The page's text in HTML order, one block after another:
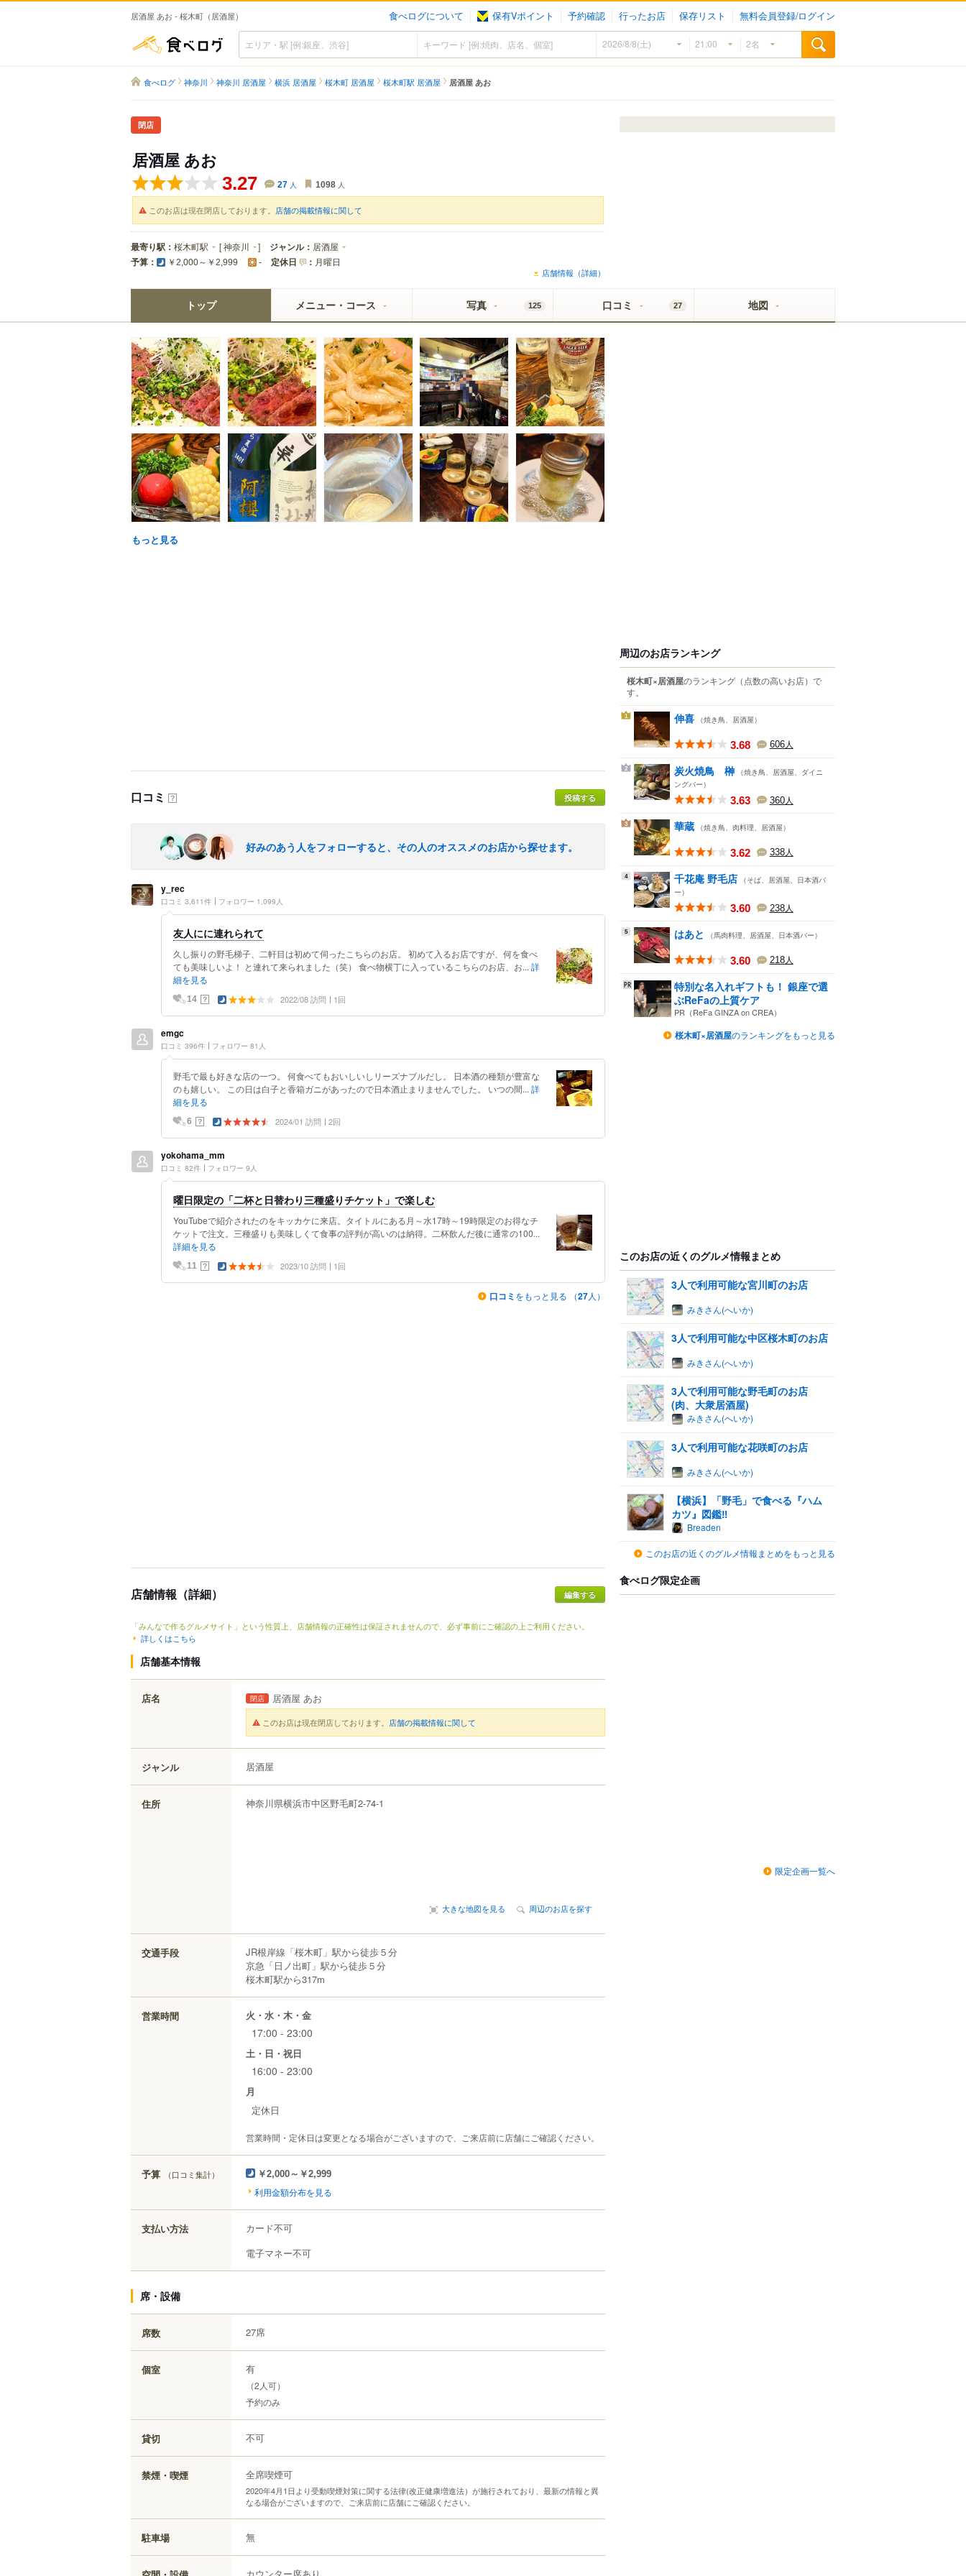
居酒屋 あお - 桜木町（居酒屋） 食べログについて 保有Vポイント 予約確認 行ったお店 保存リスト 無料会員登録/ログイン
食べログ
食べログ 神奈川 神奈川 居酒屋 横浜 居酒屋 桜木町 居酒屋 桜木町駅 居酒屋 居酒屋 あお
閉店
居酒屋 あお
3.27 27 人 1098 人
このお店は現在閉店しております。 店舗の掲載情報に関して
最寄り駅： 桜木町駅 [神奈川 ] ジャンル： 居酒屋
予算： ￥2,000～￥2,999 - 定休日 ： 月曜日
店舗情報（詳細）
トップ メニュー・コース 写真 125 口コミ 27 地図
もっと見る
口コミ ？ 投稿する
好みのあう人をフォローすると、その人のオススメのお店から探せます。
y_rec
口コミ 3,611件 フォロワー 1,099人
友人にに連れられて
久し振りの野毛梯子、二軒目は初めて伺ったこちらのお店。 初めて入るお店ですが、何を食べ
ても美味しいよ！ と連れて来られました（笑） 食べ物横丁に入っているこちらのお店、お... 詳
細を見る
14 ？ 2022/08 訪問 1回
emgc
口コミ 396件 フォロワー 81人
野毛で最も好きな店の一つ。 何食べてもおいしいしリーズナブルだし。 日本酒の種類が豊富な
のも嬉しい。 この日は白子と香箱ガニがあったので日本酒止まりませんでした。 いつの間... 詳
細を見る
6 ？ 2024/01 訪問 2回
yokohama_mm
口コミ 82件 フォロワー 9人
曜日限定の「二杯と日替わり三種盛りチケット」で楽しむ
YouTubeで紹介されたのをキッカケに来店。タイトルにある月～水17時～19時限定のお得なチ
ケットで注文。三種盛りも美味しくて食事の評判が高いのは納得。二杯飲んだ後に通常の100...
詳細を見る
11 ？ 2023/10 訪問 1回
口コミ をもっと見る （27人）
店舗情報（詳細） 編集する
「みんなで作るグルメサイト」という性質上、店舗情報の正確性は保証されませんので、必ず事前にご確認の上ご利用ください。
詳しくはこちら
店舗基本情報
店名 閉店 居酒屋 あお
このお店は現在閉店しております。 店舗の掲載情報に関して
ジャンル 居酒屋
住所 神奈川県横浜市中区野毛町2-74-1
大きな地図を見る 周辺のお店を探す
交通手段
JR根岸線「桜木町」駅から徒歩５分
京急「日ノ出町」駅から徒歩５分
桜木町駅から317m
営業時間 火・水・木・金
17:00 - 23:00
土・日・祝日
16:00 - 23:00
月
定休日
営業時間・定休日は変更となる場合がございますので、ご来店前に店舗にご確認ください。
予算 （口コミ集計） ￥2,000～￥2,999
利用金額分布を見る
支払い方法
カード不可
電子マネー不可
席・設備
席数 27席
個室 有
（2人可）
予約のみ
貸切 不可
禁煙・喫煙 全席喫煙可
2020年4月1日より受動喫煙対策に関する法律(改正健康増進法）が施行されており、最新の情報と異
なる場合がございますので、ご来店前に店舗にご確認ください。
駐車場 無
カウンター席あり
周辺のお店ランキング
桜木町×居酒屋のランキング （点数の高いお店） で
す。
1 伸喜 （焼き鳥、居酒屋）
3.68 606人
2 炭火焼鳥 榊 （焼き鳥、居酒屋、ダイニ
ングバー）
3.63 360人
3 華蔵 （焼き鳥、肉料理、居酒屋）
3.62 338人
4 千花庵 野毛店 （そば、居酒屋、日本酒バ
ー）
3.60 238人
5 はあと （馬肉料理、居酒屋、日本酒バー）
3.60 218人
特別な名入れギフトも！ 銀座で選
ぶReFaの上質ケア
PR（ReFa GINZA on CREA）
桜木町×居酒屋のランキングをもっと見る
このお店の近くのグルメ情報まとめ
3人で利用可能な宮川町のお店
みきさん(へいか)
3人で利用可能な中区桜木町のお店
みきさん(へいか)
3人で利用可能な野毛町のお店
(肉、大衆居酒屋)
みきさん(へいか)
3人で利用可能な花咲町のお店
みきさん(へいか)
【横浜】「野毛」で食べる『ハム
カツ』図鑑‼
Breaden
このお店の近くのグルメ情報まとめをもっと見る
食べログ限定企画
限定企画一覧へ